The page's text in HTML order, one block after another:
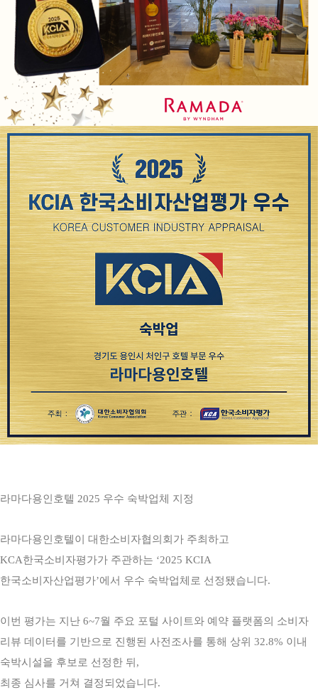
라마다용인호텔 2025 우수 숙박업체 지정
라마다용인호텔이 대한소비자협의회가 주최하고
KCA한국소비자평가가 주관하는 ‘2025 KCIA
한국소비자산업평가’에서 우수 숙박업체로 선정됐습니다.
이번 평가는 지난 6~7월 주요 포털 사이트와 예약 플랫폼의 소비자
리뷰 데이터를 기반으로 진행된 사전조사를 통해 상위 32.8% 이내
숙박시설을 후보로 선정한 뒤,
최종 심사를 거쳐 결정되었습니다.